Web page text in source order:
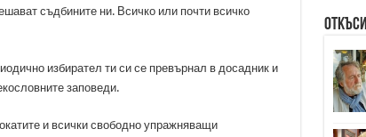
съдбините ни. Всичко или почти всичко
избирател ти си се превърнал в досадник и
заповеди.
и всички свободно упражняващи
Откъси